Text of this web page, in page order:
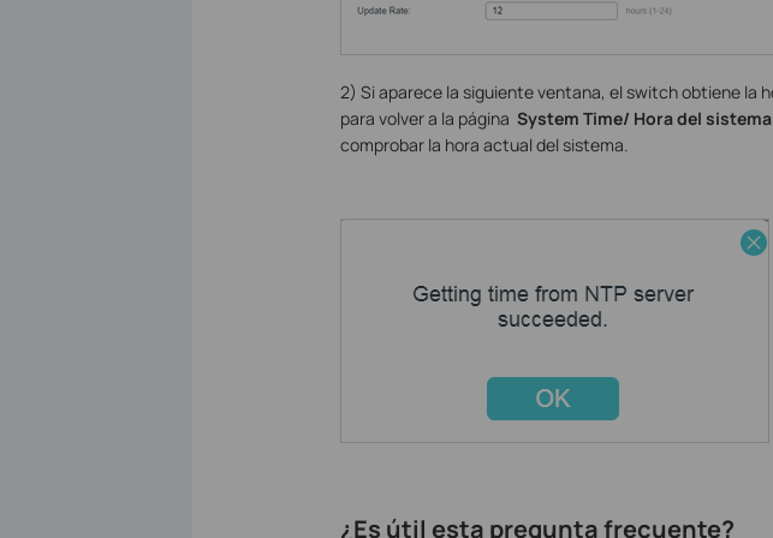
2) Si aparece la siguiente ventana, el switch obtiene la
para volver a la página System Time/ Hora del
comprobar la hora actual del sistema.
¿Es útil esta pregunta frecuente?